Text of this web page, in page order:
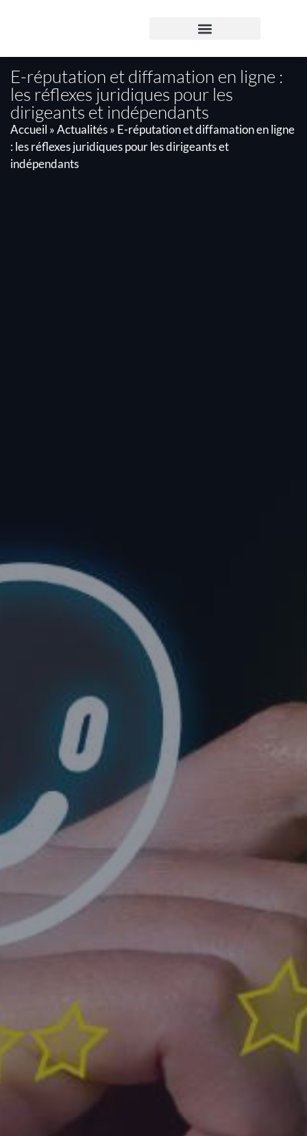
E-réputation et diffamation en ligne :
les réflexes juridiques pour les
dirigeants et indépendants
Accueil »Actualités» E-réputation et diffamation en ligne
: les réflexes juridiques pour les dirigeants et
indépendants